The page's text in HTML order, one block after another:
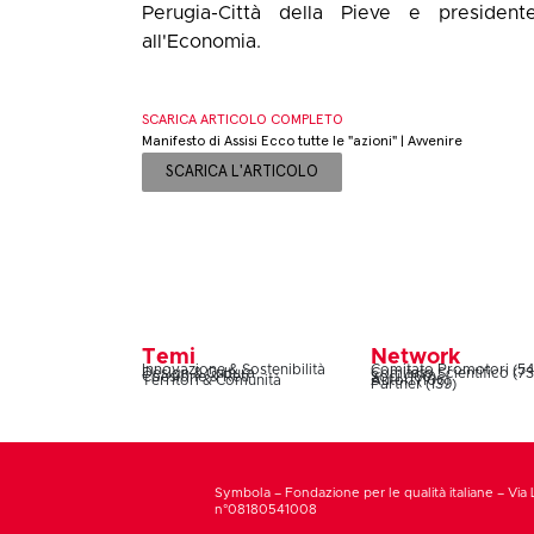
Perugia-Città della Pieve e
all'Economia.
SCARICA ARTICOLO COMPLETO
Manifesto di Assisi Ecco tutte le "azioni" | Avvenire
SCARICA L'ARTICOLO
Temi
Innovazione & Sostenibilità
Design & Cultura
Coesione & Reti
Territori & Comunità
Network
Comitato Promotori
Comitato Scientifico
Soci (160)
Autori (106)
Partner (139)
Symbola – Fondazione per le qualità italiane – Via
n°08180541008